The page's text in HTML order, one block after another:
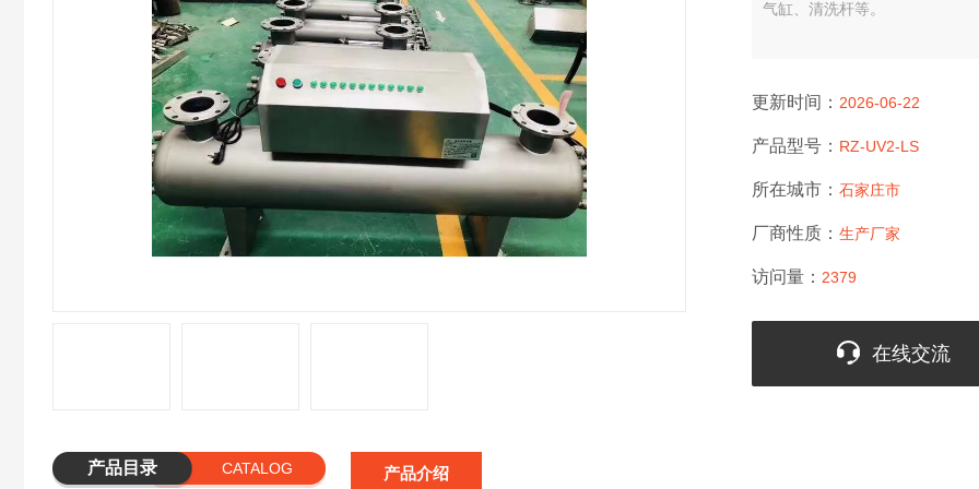
气缸、清洗杆等。
更新时间： 2026-06-22
产品型号： RZ-UV2-LS
所在城市： 石家庄市
厂商性质： 生产厂家
访问量： 2379
在线交流
产品目录 CATALOG 产品介绍